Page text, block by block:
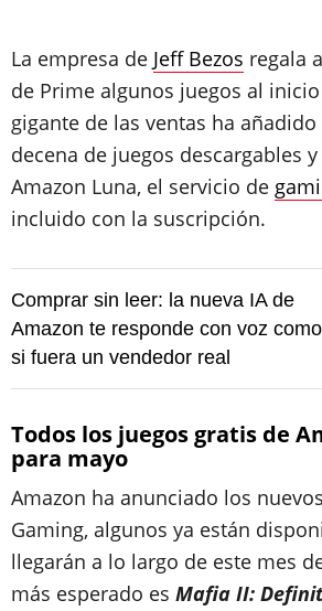
La empresa de Jeff Bezos regala
de Prime algunos juegos al
gigante de las ventas ha
decena de juegos descargables
Amazon Luna, el servicio de
incluido con la suscripción.
Comprar sin leer: la nueva IA de
Amazon te responde con voz como
si fuera un vendedor real
Todos los juegos gratis de
para mayo
Amazon ha anunciado los
Gaming, algunos ya están
llegarán a lo largo de este mes
más esperado es Mafia II: